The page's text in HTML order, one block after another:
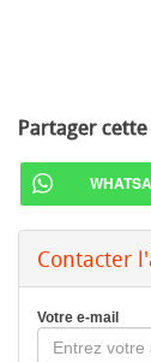
Partager
Contacter
Votre e-mail